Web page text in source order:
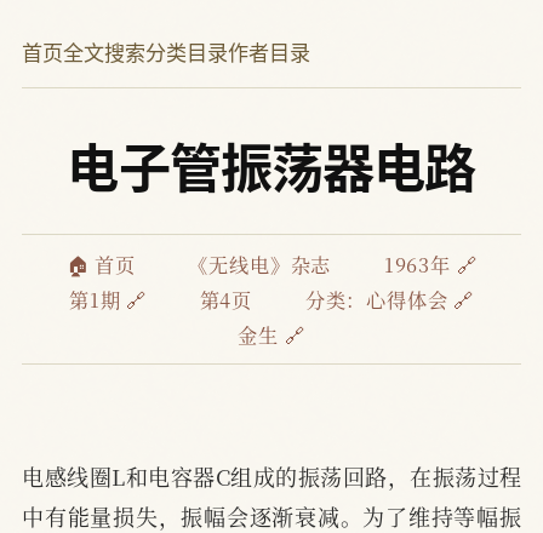
首页全文搜索分类目录作者目录
电子管振荡器电路
🏠 首页 《无线电》杂志
1963年 🔗
第1期 🔗
第4页 分类：心得体会 🔗
金生 🔗
电感线圈L和电容器C组成的振荡回路，在振荡过程
中有能量损失，振幅会逐渐衰减。为了维持等幅振